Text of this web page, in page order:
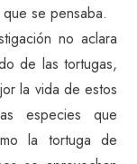
se pensaba.
no aclara
de las tortugas,
la vida de estos
especies que
la tortuga de